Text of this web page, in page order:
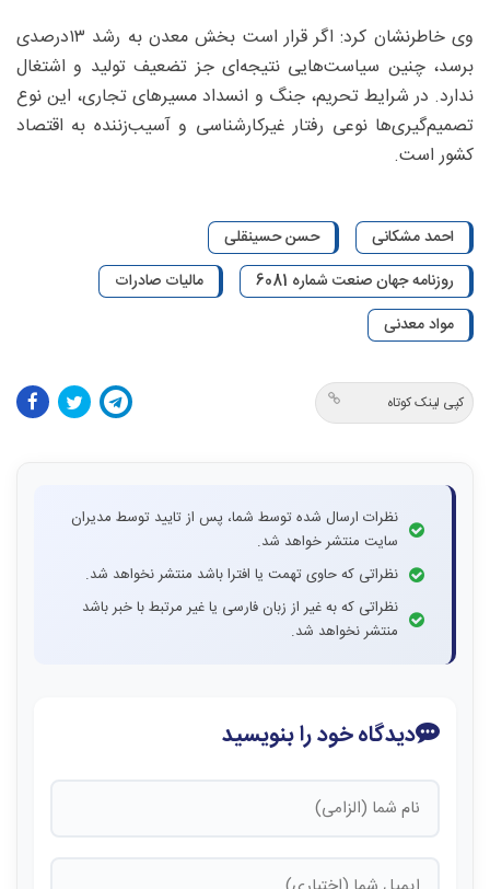
وی خاطرنشان کرد: اگر قرار است بخش معدن به رشد ۱۳‌درصدی
برسد، چنین سیاست‌هایی نتیجه‌ای جز تضعیف تولید و اشتغال
ندارد. در شرایط تحریم، جنگ و انسداد مسیرهای تجاری، این نوع
تصمیم‌گیری‌ها نوعی رفتار غیرکارشناسی و آسیب‌زننده به اقتصاد
کشور است.
احمد مشکانی
حسن حسینقلی
روزنامه جهان صنعت شماره 6081
مالیات صادرات
مواد معدنی
کپی لینک کوتاه
نظرات ارسال شده توسط شما، پس از تایید توسط مدیران
سایت منتشر خواهد شد.
نظراتی که حاوی تهمت یا افترا باشد منتشر نخواهد شد.
نظراتی که به غیر از زبان فارسی یا غیر مرتبط با خبر باشد
منتشر نخواهد شد.
دیدگاه خود را بنویسید